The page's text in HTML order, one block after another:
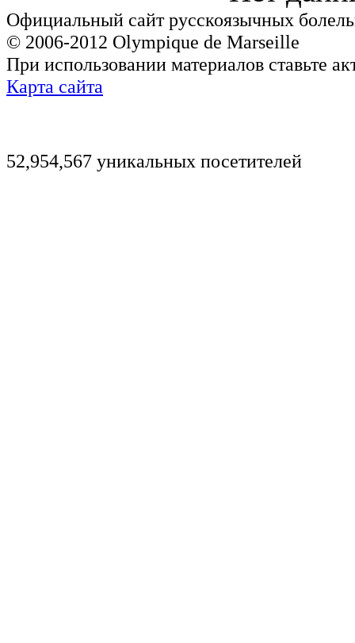
Официальный сайт русскоязычных
© 2006-2012 Olympique de Marseille
При использовании материалов ставьте
Карта сайта
52,954,567 уникальных посетителей